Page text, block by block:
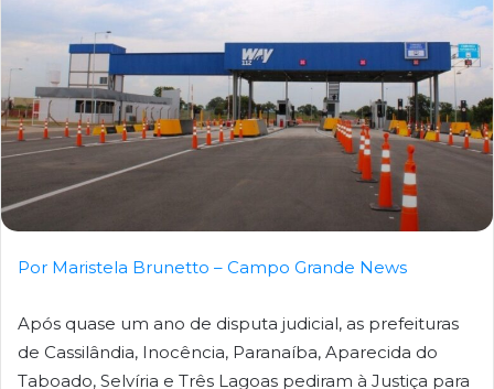
Por Maristela Brunetto – Campo Grande News
Após quase um ano de disputa judicial, as prefeituras
de Cassilândia, Inocência, Paranaíba, Aparecida do
Taboado, Selvíria e Três Lagoas pediram à Justiça para